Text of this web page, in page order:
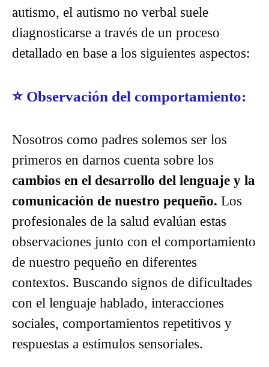
autismo, el autismo no verbal suele
diagnosticarse a través de un proceso
detallado en base a los siguientes aspectos:
⭐ Observación del comportamiento:
Nosotros como padres solemos ser los
primeros en darnos cuenta sobre los
cambios en el desarrollo del lenguaje y la
comunicación de nuestro pequeño. Los
profesionales de la salud evalúan estas
observaciones junto con el comportamiento
de nuestro pequeño en diferentes
contextos. Buscando signos de dificultades
con el lenguaje hablado, interacciones
sociales, comportamientos repetitivos y
respuestas a estímulos sensoriales.